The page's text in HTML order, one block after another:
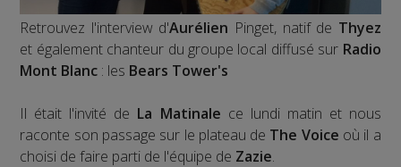
Retrouvez l'interview d'Aurélien Pinget, natif de Thyez
et également chanteur du groupe local diffusé sur Radio
Mont Blanc : les Bears Tower's
Il était l'invité de La Matinale ce lundi matin et nous
raconte son passage sur le plateau de The Voice où il a
choisi de faire parti de l'équipe de Zazie.